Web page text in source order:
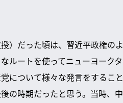
）だった頃は、習近平政権の
ルートを使ってニューヨーク
について様々な発言をすること
の時期だったと思う。当時、